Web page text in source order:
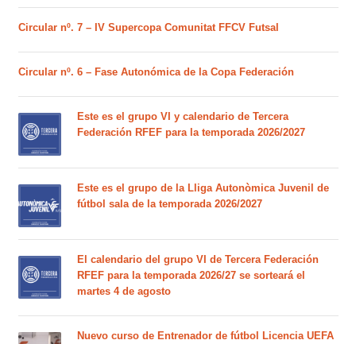
Circular nº. 7 – IV Supercopa Comunitat FFCV Futsal
Circular nº. 6 – Fase Autonómica de la Copa Federación
Este es el grupo VI y calendario de Tercera
Federación RFEF para la temporada 2026/2027
Este es el grupo de la Lliga Autonòmica Juvenil de
fútbol sala de la temporada 2026/2027
El calendario del grupo VI de Tercera Federación
RFEF para la temporada 2026/27 se sorteará el
martes 4 de agosto
Nuevo curso de Entrenador de fútbol Licencia UEFA